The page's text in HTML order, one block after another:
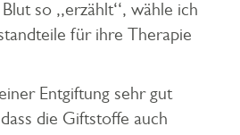
so ,,erzählt‘‘, wähle ich
für ihre Therapie
Entgiftung sehr gut
die Giftstoffe auch